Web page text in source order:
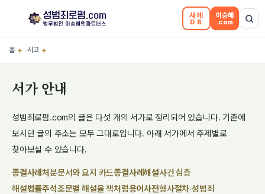
사례
DB
이승혜
.com
홈 + ›서고 +
서가 안내
성범죄로펌.com의 글은 다섯 개의 서가로 정리되어 있습니다. 기존에
보시던 글의 주소는 모두 그대로입니다. 아래 서가에서 주제별로
찾아보실 수 있습니다.
종결사례처분문서와 요지 카드종결사례해설사건 심층
해설법률주석조문별 해설을 책처럼용어사전형사절차·성범죄